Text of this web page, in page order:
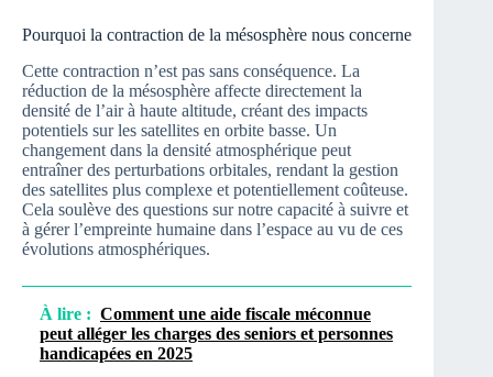
Pourquoi la contraction de la mésosphère nous concerne
Cette contraction n’est pas sans conséquence. La
réduction de la mésosphère affecte directement la
densité de l’air à haute altitude, créant des impacts
potentiels sur les satellites en orbite basse. Un
changement dans la densité atmosphérique peut
entraîner des perturbations orbitales, rendant la gestion
des satellites plus complexe et potentiellement coûteuse.
Cela soulève des questions sur notre capacité à suivre et
à gérer l’empreinte humaine dans l’espace au vu de ces
évolutions atmosphériques.
À lire : Comment une aide fiscale méconnue
peut alléger les charges des seniors et personnes
handicapées en 2025